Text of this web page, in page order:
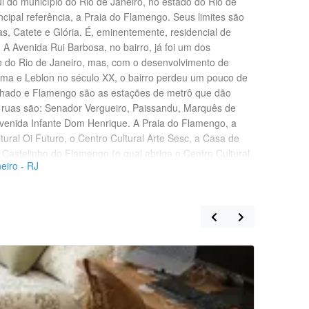
referência, a Praia do Flamengo. Seus limites são
Catete e Glória. É, eminentemente, residencial de
Avenida Rui Barbosa, no bairro, já foi um dos
Rio de Janeiro, mas, com o desenvolvimento de
e Leblon no século XX, o bairro perdeu um pouco de
e Flamengo são as estações de metrô que dão
são: Senador Vergueiro, Paissandu, Marquês de
Infante Dom Henrique. A Praia do Flamengo, a
Oi Futuro, o Centro Cultural Arte Sesc, a Casa de
do Flamengo (o qual abriga o Centro Cultural
Eduardo Gomes são alguns pontos de
- RJ